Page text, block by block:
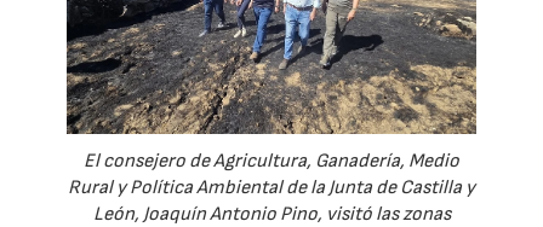
El consejero de Agricultura, Ganadería, Medio
Rural y Política Ambiental de la Junta de Castilla y
León, Joaquín Antonio Pino, visitó las zonas